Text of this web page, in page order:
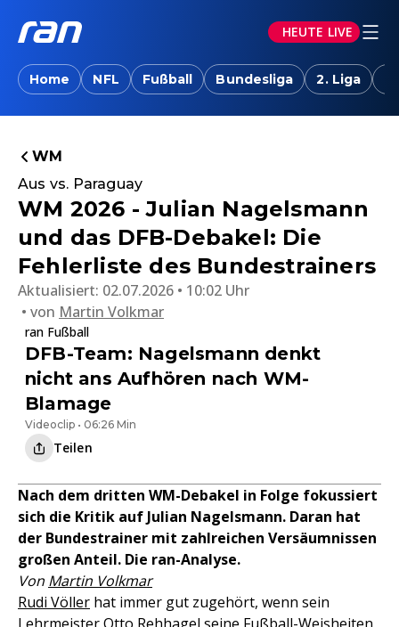
HEUTE LIVE
Home NFL Fußball Bundesliga 2. Liga
WM
Aus vs. Paraguay
WM 2026 - Julian Nagelsmann
und das DFB-Debakel: Die
Fehlerliste des Bundestrainers
Aktualisiert: 02.07.2026 • 10:02 Uhr
von Martin Volkmar
ran Fußball
DFB-Team: Nagelsmann denkt
nicht ans Aufhören nach WM-
Blamage
Videoclip • 06:26 Min
Teilen
Nach dem dritten WM-Debakel in Folge fokussiert
sich die Kritik auf Julian Nagelsmann. Daran hat
der Bundestrainer mit zahlreichen Versäumnissen
großen Anteil. Die ran-Analyse.
Von Martin Volkmar
Rudi Völler hat immer gut zugehört, wenn sein